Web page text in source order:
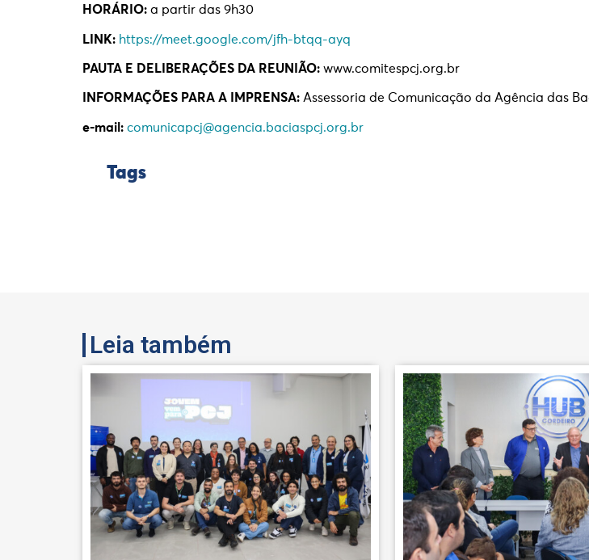
HORÁRIO: a partir das 9h30
LINK: https://meet.google.com/jfh-btqq-ayq
PAUTA E DELIBERAÇÕES DA REUNIÃO: www.comitespcj.org.br
INFORMAÇÕES PARA A IMPRENSA: Assessoria de Comunicação da Agência das
e-mail: comunicapcj@agencia.baciaspcj.org.br
Tags
Leia também